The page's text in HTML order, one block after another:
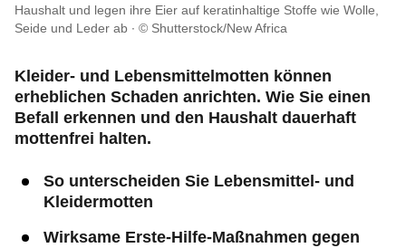
Haushalt und legen ihre Eier auf keratinhaltige Stoffe wie Wolle,
Seide und Leder ab
© Shutterstock/New Africa
Kleider- und Lebensmittelmotten können
erheblichen Schaden anrichten. Wie Sie einen
Befall erkennen und den Haushalt dauerhaft
mottenfrei halten.
So unterscheiden Sie Lebensmittel- und
Kleidermotten
Wirksame Erste-Hilfe-Maßnahmen gegen